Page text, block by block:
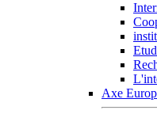
Axe